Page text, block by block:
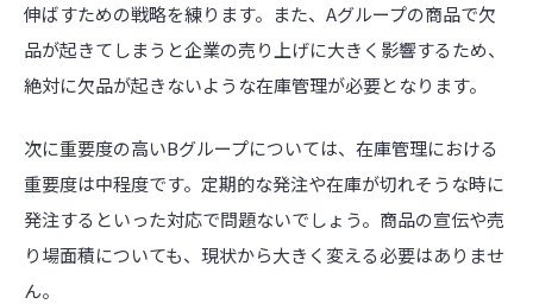
伸ばすための戦略を練ります。また、Aグループの商品で欠
品が起きてしまうと企業の売り上げに大きく影響するため、
絶対に欠品が起きないような在庫管理が必要となります。
次に重要度の高いBグループについては、在庫管理における
重要度は中程度です。定期的な発注や在庫が切れそうな時に
発注するといった対応で問題ないでしょう。商品の宣伝や売
り場面積についても、現状から大きく変える必要はありませ
ん。